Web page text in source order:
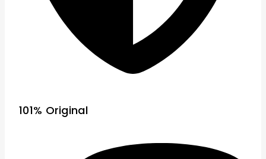
101% Original